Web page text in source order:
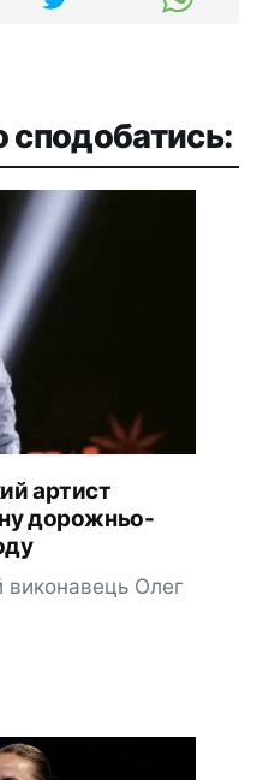
сподобатись:
артист
дорожньо-
виконавець Олег